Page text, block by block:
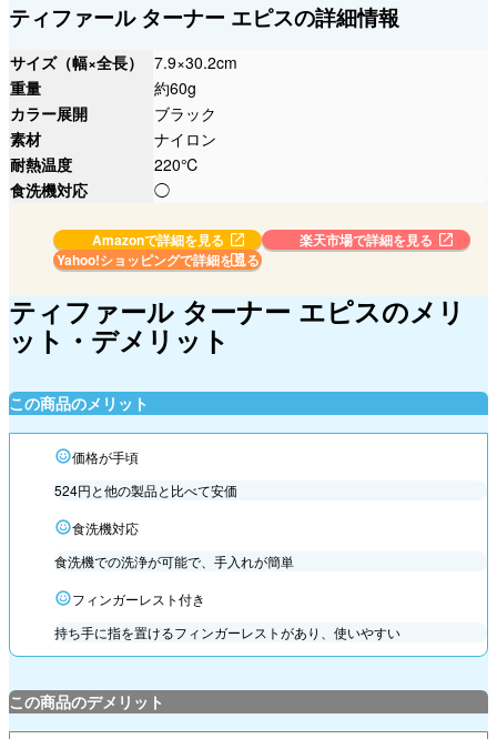
ティファール ターナー エピスの詳細情報
サイズ（幅×全長）
7.9×30.2cm
重量
約60g
カラー展開
ブラック
素材
ナイロン
耐熱温度
220℃
食洗機対応
◯
Amazonで詳細を見る
楽天市場で詳細を見る
Yahoo!ショッピングで詳細を見る
ティファール ターナー エピスのメリ
ット・デメリット
この商品のメリット
価格が手頃
524円と他の製品と比べて安価
食洗機対応
食洗機での洗浄が可能で、手入れが簡単
フィンガーレスト付き
持ち手に指を置けるフィンガーレストがあり、使いやすい
この商品のデメリット